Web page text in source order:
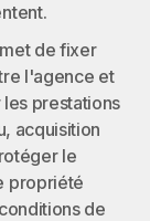
de fixer
l'agence et
prestations
acquisition
le
propriété
de